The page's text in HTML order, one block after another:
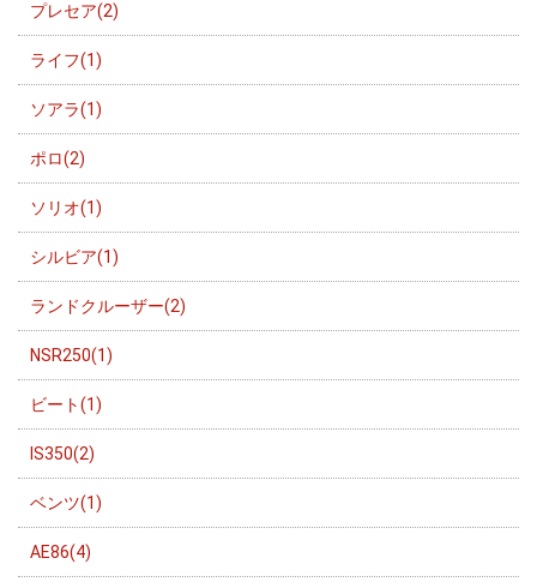
プレセア(2)
ライフ(1)
ソアラ(1)
ポロ(2)
ソリオ(1)
シルビア(1)
ランドクルーザー(2)
NSR250(1)
ビート(1)
IS350(2)
ベンツ(1)
AE86(4)